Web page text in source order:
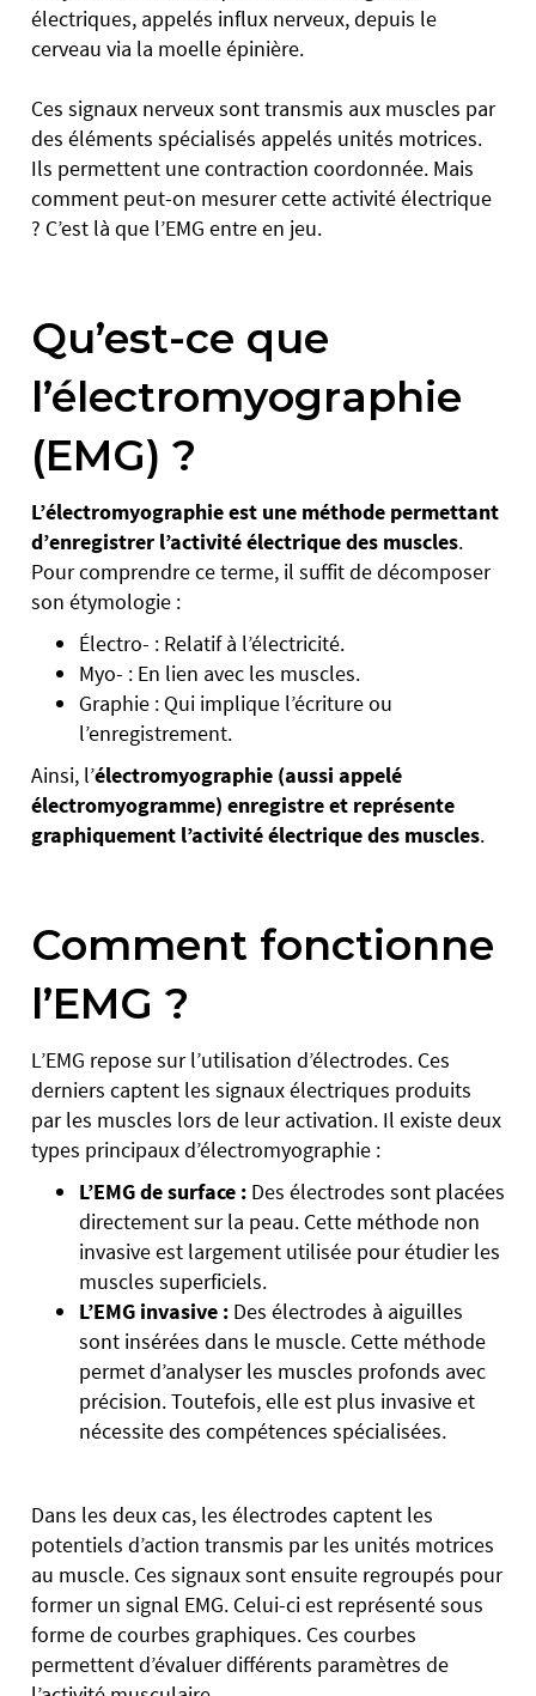
électriques, appelés influx nerveux, depuis le
cerveau via la moelle épinière.
Ces signaux nerveux sont transmis aux muscles par
des éléments spécialisés appelés unités motrices.
Ils permettent une contraction coordonnée. Mais
comment peut-on mesurer cette activité électrique
? C’est là que l’EMG entre en jeu.
Qu’est-ce que
l’électromyographie
(EMG) ?
L’électromyographieest une méthode permettant
d’enregistrer l’activité électrique des muscles.
Pour comprendre ce terme, il suffit de décomposer
son étymologie :
Électro- : Relatif à l’électricité.
Myo- : En lien avec les muscles.
Graphie : Qui implique l’écriture ou
l’enregistrement.
Ainsi, l’électromyographie (aussi appelé
électromyogramme) enregistre et représente
graphiquement l’activité électrique des muscles.
Comment fonctionne
l’EMG ?
L’EMG repose sur l’utilisation d’électrodes. Ces
derniers captent les signaux électriques produits
par les muscles lors de leur activation. Il existe deux
types principaux d’électromyographie :
L’EMG de surface : Des électrodes sont placées
directement sur la peau. Cette méthode non
invasive est largement utilisée pour étudier les
muscles superficiels.
L’EMG invasive : Des électrodes à aiguilles
sont insérées dans le muscle. Cette méthode
permet d’analyser les muscles profonds avec
précision. Toutefois, elle est plus invasive et
nécessite des compétences spécialisées.
Dans les deux cas, les électrodes captent les
potentiels d’action transmis par les unités motrices
au muscle. Ces signaux sont ensuite regroupés pour
former un signal EMG. Celui-ci est représenté sous
forme de courbes graphiques. Ces courbes
permettent d’évaluer différents paramètres de